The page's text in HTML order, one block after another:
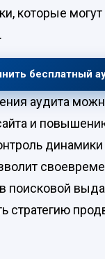
которые
бесплатный
аудита
и
динамики
поисковой
стратегию